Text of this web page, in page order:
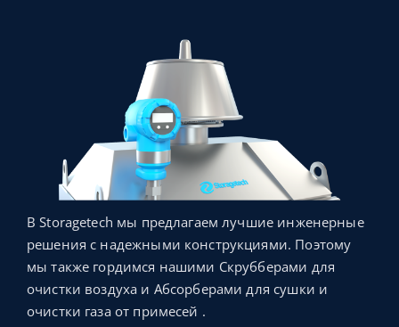
В Storagetech мы предлагаем лучшие инженерные
решения с надежными конструкциями. Поэтому
мы также гордимся нашими Скрубберами для
очистки воздуха и Абсорберами для сушки и
очистки газа от примесей .